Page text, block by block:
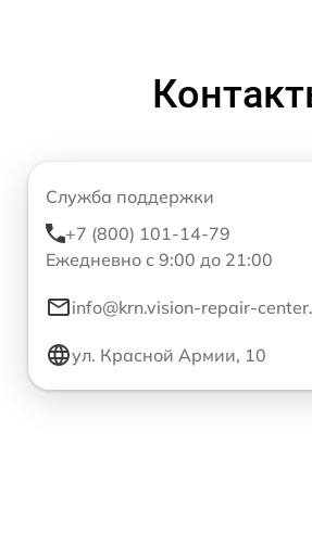
Служба поддержки
+7 (800) 101-14-79
Ежедневно с 9:00 до 21:00
info@krn.vision-repair-
ул. Красной Армии, 10